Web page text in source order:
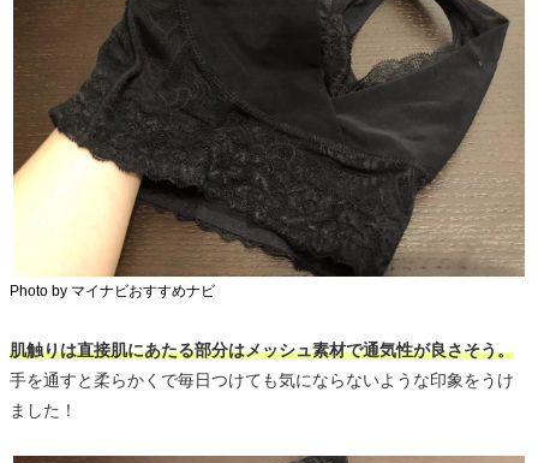
Photo by マイナビおすすめナビ
肌触りは直接肌にあたる部分はメッシュ素材で通気性が良さそう。
手を通すと柔らかくで毎日つけても気にならないような印象をうけ
ました！